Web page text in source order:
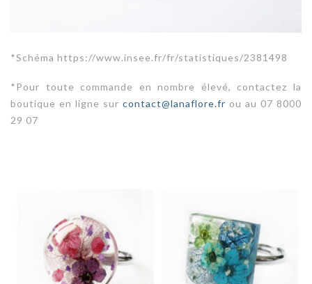
*Schéma https://www.insee.fr/fr/statistiques/2381498
*Pour toute commande en nombre élevé, contactez la
boutique en ligne sur contact@lanaflore.fr ou au 07 8000
29 07